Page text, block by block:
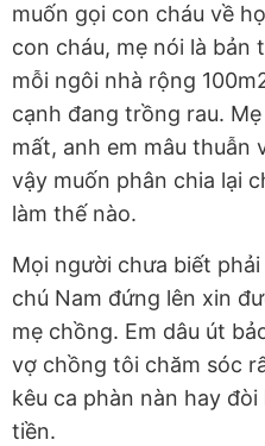
muốn gọi con cháu về
con cháu, mẹ nói là bản
mỗi ngôi nhà rộng
cạnh đang trồng rau.
mất, anh em mâu thuẫn
vậy muốn phân chia lại
làm thế nào.
Mọi người chưa biết
chú Nam đứng lên xin
mẹ chồng. Em dâu út
vợ chồng tôi chăm sóc
kêu ca phàn nàn hay
tiền.